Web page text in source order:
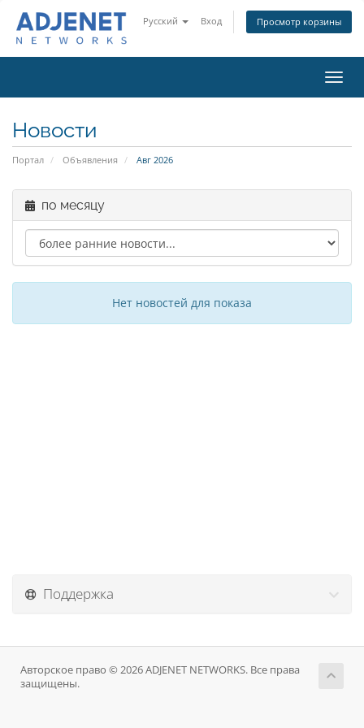
Русский Вход Просмотр корзины
Новости
Портал Объявления Авг 2026
по месяцу
Нет новостей для показа
Поддержка
Авторское право © 2026 ADJENET NETWORKS. Все права
защищены.